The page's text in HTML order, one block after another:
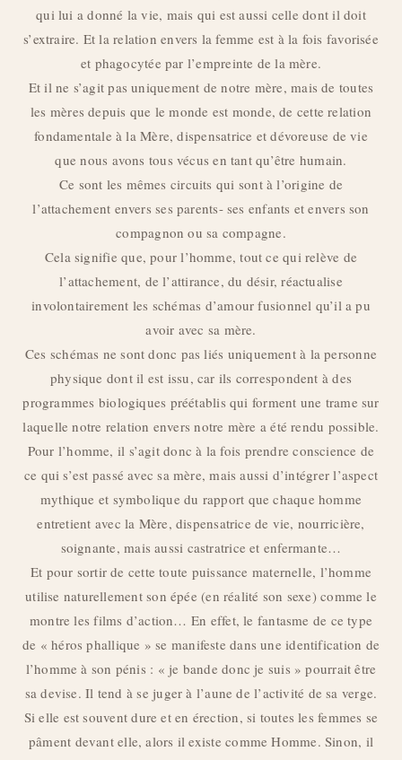
qui lui a donné la vie, mais qui est aussi celle dont il doit
s’extraire. Et la relation envers la femme est à la fois favorisée
et phagocytée par l’empreinte de la mère.
Et il ne s’agit pas uniquement de notre mère, mais de toutes
les mères depuis que le monde est monde, de cette relation
fondamentale à la Mère, dispensatrice et dévoreuse de vie
que nous avons tous vécus en tant qu’être humain.
Ce sont les mêmes circuits qui sont à l’origine de
l’attachement envers ses parents- ses enfants et envers son
compagnon ou sa compagne.
Cela signifie que, pour l’homme, tout ce qui relève de
l’attachement, de l’attirance, du désir, réactualise
involontairement les schémas d’amour fusionnel qu’il a pu
avoir avec sa mère.
Ces schémas ne sont donc pas liés uniquement à la personne
physique dont il est issu, car ils correspondent à des
programmes biologiques préétablis qui forment une trame sur
laquelle notre relation envers notre mère a été rendu possible.
Pour l’homme, il s’agit donc à la fois prendre conscience de
ce qui s’est passé avec sa mère, mais aussi d’intégrer l’aspect
mythique et symbolique du rapport que chaque homme
entretient avec la Mère, dispensatrice de vie, nourricière,
soignante, mais aussi castratrice et enfermante…
Et pour sortir de cette toute puissance maternelle, l’homme
utilise naturellement son épée (en réalité son sexe) comme le
montre les films d’action… En effet, le fantasme de ce type
de « héros phallique » se manifeste dans une identification de
l’homme à son pénis : « je bande donc je suis » pourrait être
sa devise. Il tend à se juger à l’aune de l’activité de sa verge.
Si elle est souvent dure et en érection, si toutes les femmes se
pâment devant elle, alors il existe comme Homme. Sinon, il